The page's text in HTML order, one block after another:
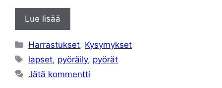
Lue lisää
Kategoriat
Harrastukset, Kysymykset
Avainsanat
lapset, pyöräily, pyörät
Jätä kommentti